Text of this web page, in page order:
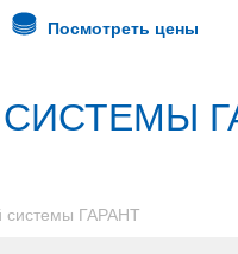
Посмотреть цены
системы ГАРАНТ